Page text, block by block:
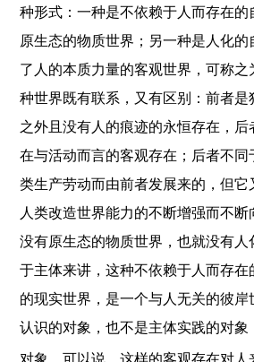
种形式：一种是不依赖于人而存在的
原生态的物质世界；另一种是人化
了人的本质力量的客观世界，可称
种世界既有联系，又有区别：前者是
之外且没有人的痕迹的永恒存在，
在与活动而言的客观存在；后者不同
类生产劳动而由前者发展来的，但
人类改造世界能力的不断增强而不断
没有原生态的物质世界，也就没有
于主体来讲，这种不依赖于人而存在
的现实世界，是一个与人无关的彼
认识的对象，也不是主体实践的对象
对象。可以说，这样的客观存在对人